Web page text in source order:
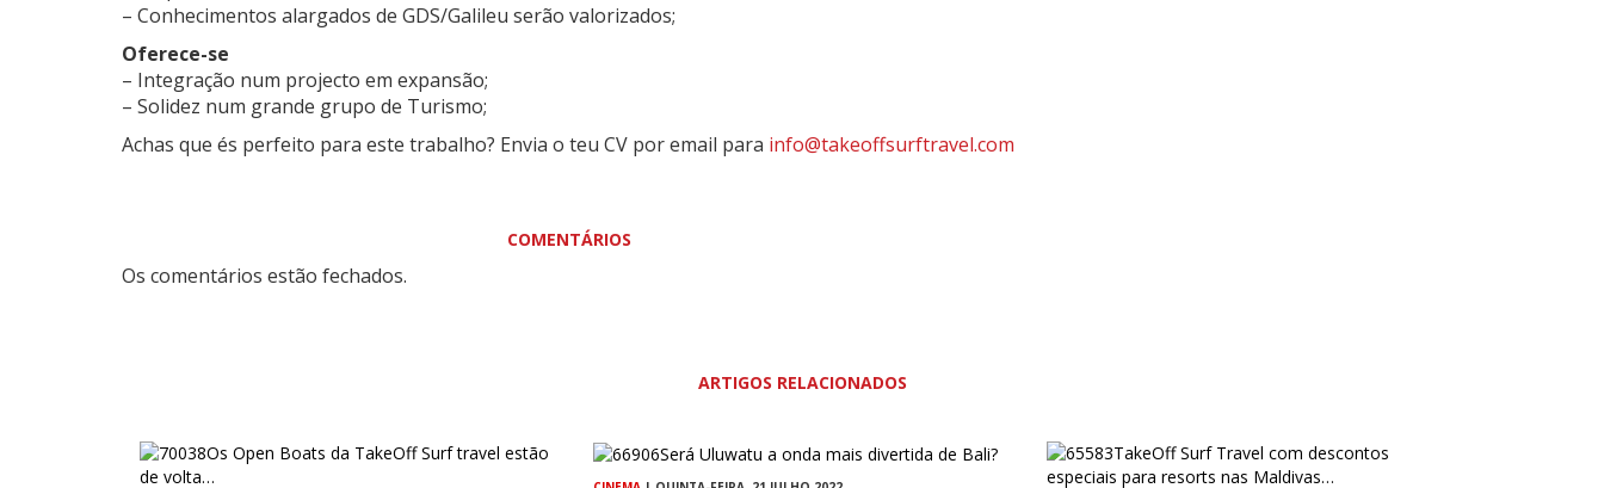
– Conhecimentos alargados de GDS/Galileu serão valorizados;
Oferece-se
– Integração num projecto em expansão;
– Solidez num grande grupo de Turismo;
Achas que és perfeito para este trabalho? Envia o teu CV por email para info@takeoffsurftravel.com
COMENTÁRIOS
Os comentários estão fechados.
ARTIGOS RELACIONADOS